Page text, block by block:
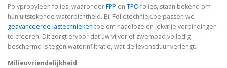
Polypropyleen folies, waaronderFPP en TPO folies, staan bekend om
hun uitstekende waterdichtheid. Bij Folietechniek.be passen we
geavanceerde lastechnieken toe om naadloze en lekvrije verbindingen
te creëren. Dit zorgt ervoor dat uw vijver of zwembad volledig
beschermd is tegen waterinfiltratie, wat de levensduur verlengt.
Milieuvriendelijkheid